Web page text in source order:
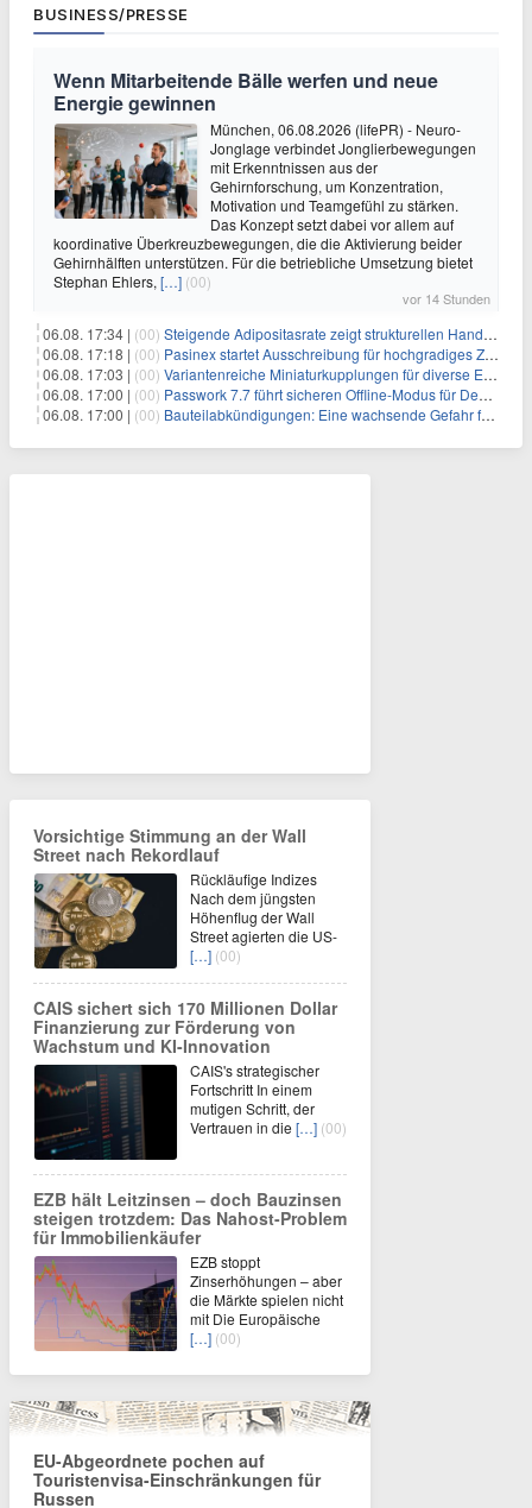
BUSINESS/PRESSE
Wenn Mitarbeitende Bälle werfen und neue
Energie gewinnen
München, 06.08.2026 (lifePR) - Neuro-
Jonglage verbindet Jonglierbewegungen
mit Erkenntnissen aus der
Gehirnforschung, um Konzentration,
Motivation und Teamgefühl zu stärken.
Das Konzept setzt dabei vor allem auf
koordinative Überkreuzbewegungen, die die Aktivierung beider
Gehirnhälften unterstützen. Für die betriebliche Umsetzung bietet
Stephan Ehlers, […] (00)
vor 14 Stunden
06.08. 17:34 | (00) Steigende Adipositasrate zeigt strukturellen Handlungsbedarf bei der Ernährung schulpflichtiger Kinder
06.08. 17:18 | (00) Pasinex startet Ausschreibung für hochgradiges Zinksulfidkonzentrat mit Germanium- und Silbergehalten und stellt ein Betriebsupdate bereit
06.08. 17:03 | (00) Variantenreiche Miniaturkupplungen für diverse Einsatzbereiche
06.08. 17:00 | (00) Passwork 7.7 führt sicheren Offline-Modus für Desktop- und Mobile-Apps ein
06.08. 17:00 | (00) Bauteilabkündigungen: Eine wachsende Gefahr für industrielle Elektroniksysteme
Vorsichtige Stimmung an der Wall
Street nach Rekordlauf
Rückläufige Indizes
Nach dem jüngsten
Höhenflug der Wall
Street agierten die US-
[…] (00)
CAIS sichert sich 170 Millionen Dollar
Finanzierung zur Förderung von
Wachstum und KI-Innovation
CAIS's strategischer
Fortschritt In einem
mutigen Schritt, der
Vertrauen in die […] (00)
EZB hält Leitzinsen – doch Bauzinsen
steigen trotzdem: Das Nahost-Problem
für Immobilienkäufer
EZB stoppt
Zinserhöhungen – aber
die Märkte spielen nicht
mit Die Europäische
[…] (00)
EU-Abgeordnete pochen auf
Touristenvisa-Einschränkungen für
Russen